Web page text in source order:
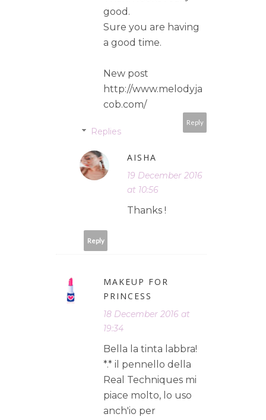
good.
Sure you are having
a good time.
New post
http://www.melodyja
cob.com/
Reply
Replies
AISHA
19 December 2016
at 10:56
Thanks !
Reply
MAKEUP FOR
PRINCESS
18 December 2016 at
19:34
Bella la tinta labbra!
*.* il pennello della
Real Techniques mi
piace molto, lo uso
anch'io per